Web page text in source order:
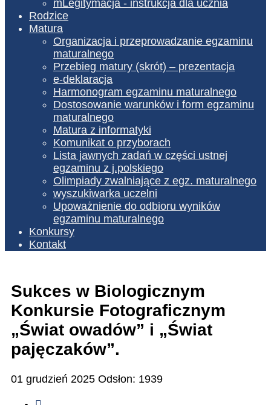
mLegitymacja - instrukcja dla ucznia
Rodzice
Matura
Organizacja i przeprowadzanie egzaminu
maturalnego
Przebieg matury (skrót) – prezentacja
e-deklaracja
Harmonogram egzaminu maturalnego
Dostosowanie warunków i form egzaminu
maturalnego
Matura z informatyki
Komunikat o przyborach
Lista jawnych zadań w części ustnej
egzaminu z j.polskiego
Olimpiady zwalniające z egz. maturalnego
wyszukiwarka uczelni
Upoważnienie do odbioru wyników
egzaminu maturalnego
Konkursy
Kontakt
Sukces w Biologicznym
Konkursie Fotograficznym
„Świat owadów” i „Świat
pajęczaków”.
01 grudzień 2025 Odsłon: 1939